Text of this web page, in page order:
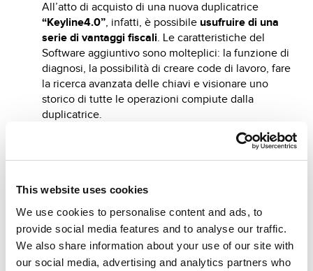
This website uses cookies
We use cookies to personalise content and ads, to
provide social media features and to analyse our traffic.
We also share information about your use of our site with
our social media, advertising and analytics partners who
All’atto di acquisto di una nuova duplicatrice
“Keyline4.0”, infatti, è possibile usufruire di una
serie di vantaggi fiscali. Le caratteristiche del
Software aggiuntivo sono molteplici: la funzione di
diagnosi, la possibilità di creare code di lavoro, fare
la ricerca avanzata delle chiavi e visionare uno
storico di tutte le operazioni compiute dalla
duplicatrice.
Per avere informazioni aggiuntive sui benefici
clicca qui, oppure compila il form a questolinkper
Altre news che ti suggeriamo